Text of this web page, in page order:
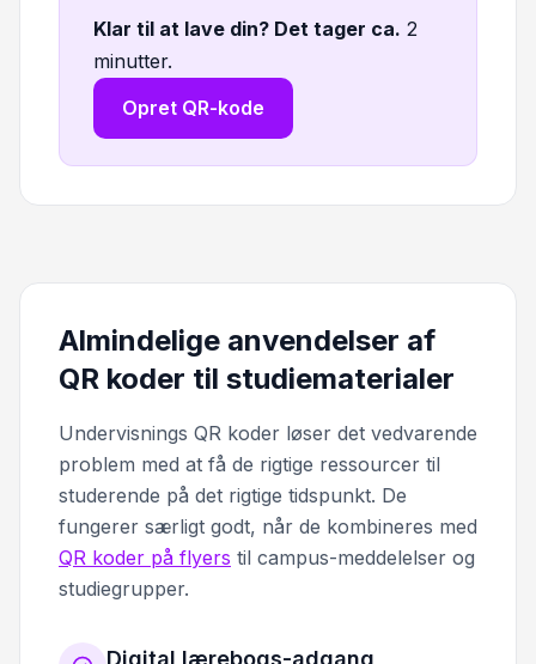
Klar til at lave din? Det tager ca. 2
minutter.
Opret QR-kode
Almindelige anvendelser af
QR koder til studiematerialer
Undervisnings QR koder løser det vedvarende
problem med at få de rigtige ressourcer til
studerende på det rigtige tidspunkt. De
fungerer særligt godt, når de kombineres med
QR koder på flyers til campus-meddelelser og
studiegrupper.
Digital lærebogs-adgang